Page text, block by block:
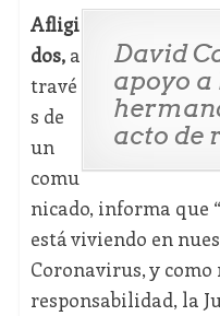
David
apoyo a
acto de
Afligi
dos,a
travé
s de
un
comu
nicado, informa que
está viviendo en
Coronavirus, y como
responsabilidad, la